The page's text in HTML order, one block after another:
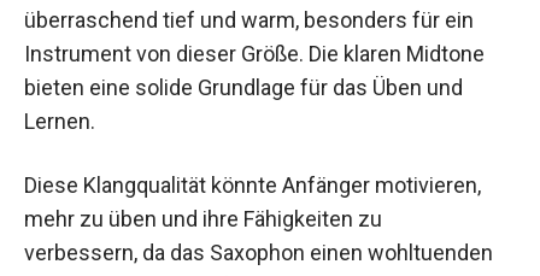
überraschend tief und warm, besonders für ein
Instrument von dieser Größe. Die klaren Midtone
bieten eine solide Grundlage für das Üben und
Lernen.
Diese Klangqualität könnte Anfänger motivieren,
mehr zu üben und ihre Fähigkeiten zu
verbessern, da das Saxophon einen wohltuenden